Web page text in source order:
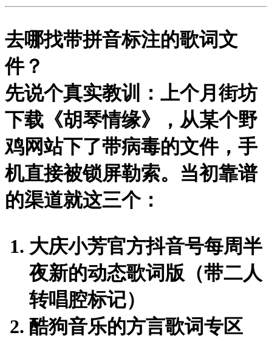
去哪找带拼音标注的歌词文
件？
先说个真实教训：上个月街坊
下载《胡琴情缘》，从某个野
鸡网站下了带病毒的文件，手
机直接被锁屏勒索。当初靠谱
的渠道就这三个：
大庆小芳官方抖音号每周半
夜新的动态歌词版 （带二人
转唱腔标记）
酷狗音乐的方言歌词专区